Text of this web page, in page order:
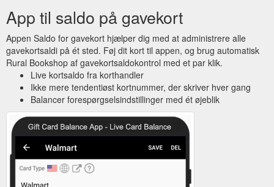
App til saldo på gavekort
Appen Saldo for gavekort hjælper dig med at administrere alle
gavekortsaldi på ét sted. Føj dit kort til appen, og brug automatisk
Rural Bookshop af gavekortsaldokontrol med et par klik.
Live kortsaldo fra korthandler
Ikke mere tendentiøst kortnummer, der skriver hver gang
Balancer forespørgselsindstillinger med ét øjeblik